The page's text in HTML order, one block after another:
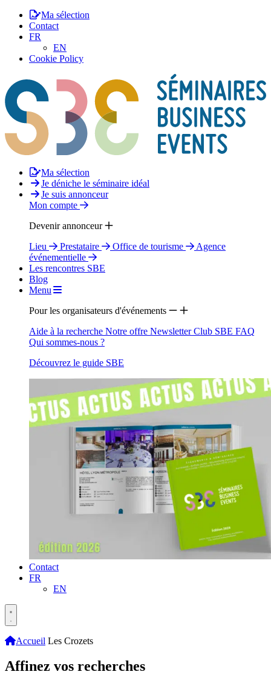
Ma sélection
Contact
FR
EN
Cookie Policy
Ma sélection
Je déniche le séminaire idéal
Je suis annonceur
Mon compte
Devenir annonceur
Lieu
Prestataire Office de tourisme
Agence
événementielle
Les rencontres SBE
Blog
Menu
Pour les organisateurs d'événements
Aide à la recherche Notre offre NewsletterClub SBE FAQ
Qui sommes-nous ?
Découvrez le guide SBE
Contact
FR
EN
Accueil Les Crozets
Affinez vos recherches